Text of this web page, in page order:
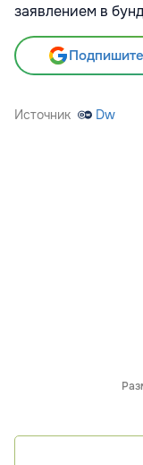
заявлением в
Источник Dw